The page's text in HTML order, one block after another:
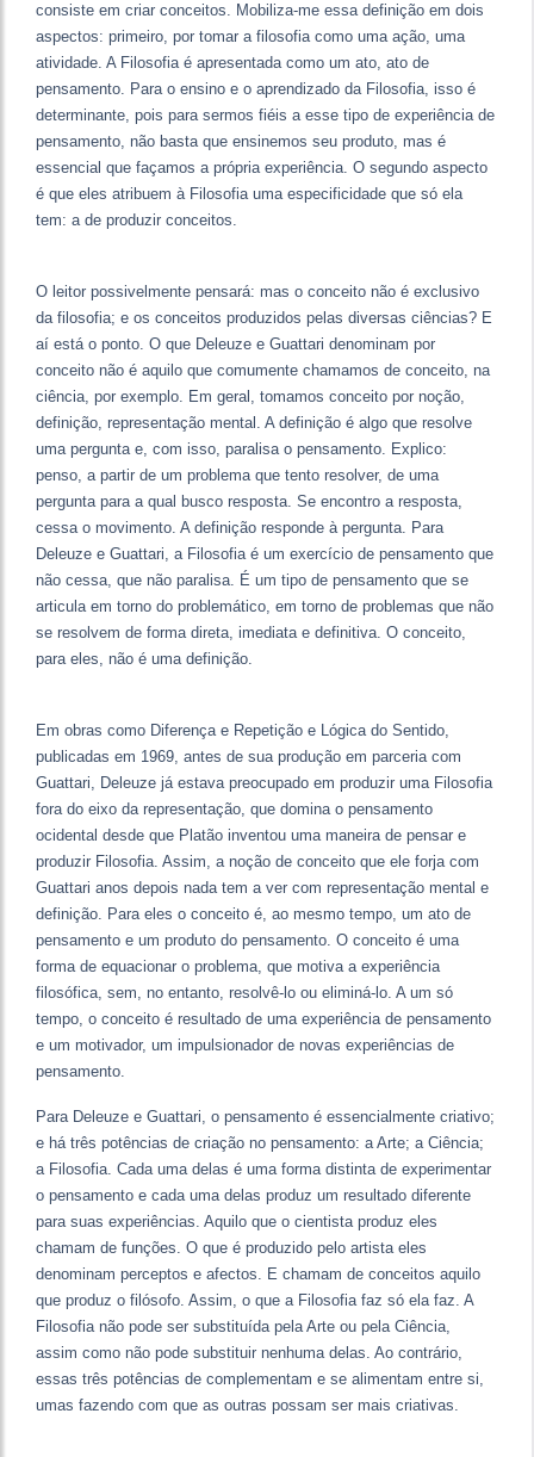
consiste em criar conceitos. Mobiliza-me essa definição em dois
aspectos: primeiro, por tomar a filosofia como uma ação, uma
atividade. A Filosofia é apresentada como um ato, ato de
pensamento. Para o ensino e o aprendizado da Filosofia, isso é
determinante, pois para sermos fiéis a esse tipo de experiência de
pensamento, não basta que ensinemos seu produto, mas é
essencial que façamos a própria experiência. O segundo aspecto
é que eles atribuem à Filosofia uma especificidade que só ela
tem: a de produzir conceitos.
O leitor possivelmente pensará: mas o conceito não é exclusivo
da filosofia; e os conceitos produzidos pelas diversas ciências? E
aí está o ponto. O que Deleuze e Guattari denominam por
conceito não é aquilo que comumente chamamos de conceito, na
ciência, por exemplo. Em geral, tomamos conceito por noção,
definição, representação mental. A definição é algo que resolve
uma pergunta e, com isso, paralisa o pensamento. Explico:
penso, a partir de um problema que tento resolver, de uma
pergunta para a qual busco resposta. Se encontro a resposta,
cessa o movimento. A definição responde à pergunta. Para
Deleuze e Guattari, a Filosofia é um exercício de pensamento que
não cessa, que não paralisa. É um tipo de pensamento que se
articula em torno do problemático, em torno de problemas que não
se resolvem de forma direta, imediata e definitiva. O conceito,
para eles, não é uma definição.
Em obras como Diferença e Repetição e Lógica do Sentido,
publicadas em 1969, antes de sua produção em parceria com
Guattari, Deleuze já estava preocupado em produzir uma Filosofia
fora do eixo da representação, que domina o pensamento
ocidental desde que Platão inventou uma maneira de pensar e
produzir Filosofia. Assim, a noção de conceito que ele forja com
Guattari anos depois nada tem a ver com representação mental e
definição. Para eles o conceito é, ao mesmo tempo, um ato de
pensamento e um produto do pensamento. O conceito é uma
forma de equacionar o problema, que motiva a experiência
filosófica, sem, no entanto, resolvê-lo ou eliminá-lo. A um só
tempo, o conceito é resultado de uma experiência de pensamento
e um motivador, um impulsionador de novas experiências de
pensamento.
Para Deleuze e Guattari, o pensamento é essencialmente criativo;
e há três potências de criação no pensamento: a Arte; a Ciência;
a Filosofia. Cada uma delas é uma forma distinta de experimentar
o pensamento e cada uma delas produz um resultado diferente
para suas experiências. Aquilo que o cientista produz eles
chamam de funções. O que é produzido pelo artista eles
denominam perceptos e afectos. E chamam de conceitos aquilo
que produz o filósofo. Assim, o que a Filosofia faz só ela faz. A
Filosofia não pode ser substituída pela Arte ou pela Ciência,
assim como não pode substituir nenhuma delas. Ao contrário,
essas três potências de complementam e se alimentam entre si,
umas fazendo com que as outras possam ser mais criativas.